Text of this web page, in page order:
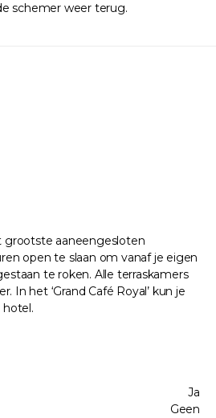
schemer weer terug.
grootste aaneengesloten
open te slaan om vanaf je eigen
te roken. Alle terraskamers
In het ‘Grand Café Royal’ kun je
hotel.
Ja
Geen